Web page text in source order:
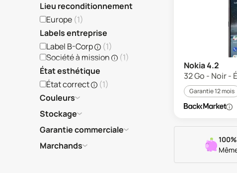
Lieu reconditionnement
Europe (1)
Labels entreprise
Label B-Corp
(1)
Société à mission
(1)
État esthétique
État correct
(1)
Couleurs
Stockage
Garantie commerciale
Marchands
Nokia 4.2
32 Go - Noir -
Garantie 12 mois